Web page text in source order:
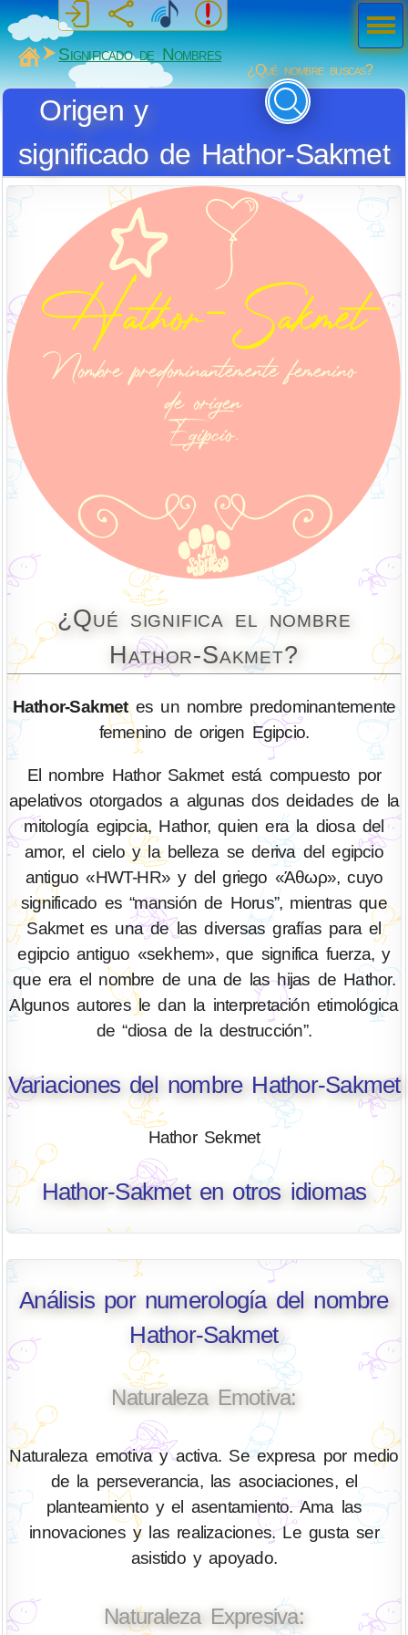
MiSabueso
Significado de Nombres
¿Qué nombre buscas?
Origen y
significado de Hathor-Sakmet
¿Qué significa el nombre
Hathor-Sakmet?
Hathor-Sakmetes un nombre predominantemente
femenino de origen Egipcio.
El nombre Hathor Sakmet está compuesto por
apelativos otorgados a algunas dos deidades de la
mitología egipcia, Hathor, quien era la diosa del
amor, el cielo y la belleza se deriva del egipcio
antiguo «HWT-HR» y del griego «Άθωρ», cuyo
significado es “mansión de Horus”, mientras que
Sakmet es una de las diversas grafías para el
egipcio antiguo «sekhem», que significa fuerza, y
que era el nombre de una de las hijas de Hathor.
Algunos autores le dan la interpretación etimológica
de “diosa de la destrucción”.
Variaciones del nombre Hathor-Sakmet
Hathor Sekmet
Hathor-Sakmet en otros idiomas
Análisis por numerología del nombre
Hathor-Sakmet
Naturaleza Emotiva:
Naturaleza emotiva y activa. Se expresa por medio
de la perseverancia, las asociaciones, el
planteamiento y el asentamiento. Ama las
innovaciones y las realizaciones. Le gusta ser
asistido y apoyado.
Naturaleza Expresiva:
Men
ú